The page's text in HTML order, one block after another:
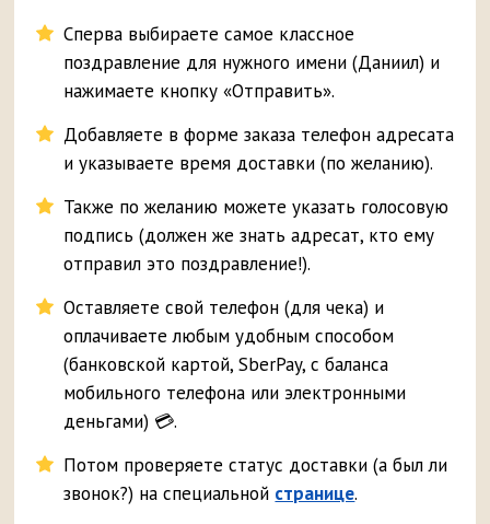
Сперва выбираете самое классное
поздравление для нужного имени (Даниил) и
нажимаете кнопку «Отправить».
Добавляете в форме заказа телефон адресата
и указываете время доставки (по желанию).
Также по желанию можете указать голосовую
подпись (должен же знать адресат, кто ему
отправил это поздравление!).
Оставляете свой телефон (для чека) и
оплачиваете любым удобным способом
(банковской картой, SberPay, с баланса
мобильного телефона или электронными
деньгами) 💳.
Потом проверяете статус доставки (а был ли
звонок?) на специальной странице.